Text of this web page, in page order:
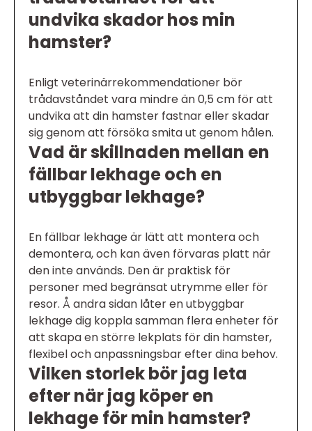
undvika skador hos min
hamster?
Enligt veterinärrekommendationer bör
trådavståndet vara mindre än 0,5 cm för att
undvika att din hamster fastnar eller skadar
sig genom att försöka smita ut genom hålen.
Vad är skillnaden mellan en
fällbar lekhage och en
utbyggbar lekhage?
En fällbar lekhage är lätt att montera och
demontera, och kan även förvaras platt när
den inte används. Den är praktisk för
personer med begränsat utrymme eller för
resor. Å andra sidan låter en utbyggbar
lekhage dig koppla samman flera enheter för
att skapa en större lekplats för din hamster,
flexibel och anpassningsbar efter dina behov.
Vilken storlek bör jag leta
efter när jag köper en
lekhage för min hamster?